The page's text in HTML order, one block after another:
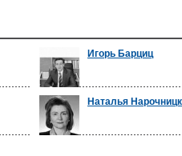
Игорь Барциц
Наталья